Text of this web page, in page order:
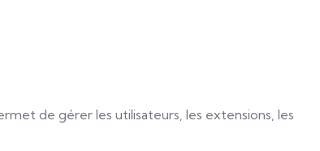
de gérer les utilisateurs, les extensions, les